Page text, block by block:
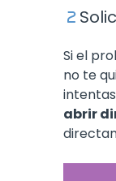
Si el
no te
abrir